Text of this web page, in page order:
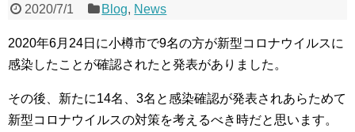
2020/7/1 Blog, News
2020年6月24日に小樽市で9名の方が新型コロナウイルスに
感染したことが確認されたと発表がありました。
その後、新たに14名、3名と感染確認が発表されあらためて
新型コロナウイルスの対策を考えるべき時だと思います。